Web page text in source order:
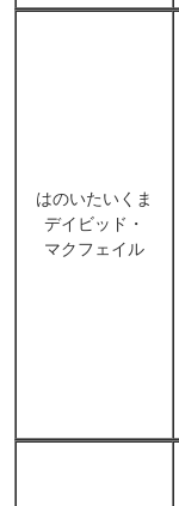
はのいたいくま
デイビッド・
マクフェイル